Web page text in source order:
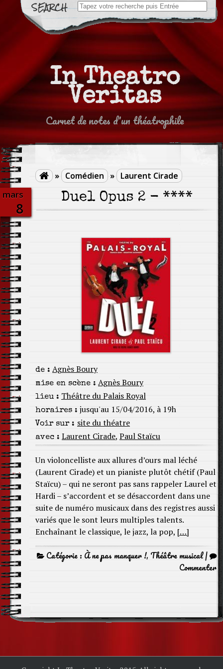
Search
for:
In Theatro
Veritas
Carnet de notes d'un théatrophile
 » Comédien » Laurent Cirade
mars
8
Duel Opus 2 - ****
de : Agnès Boury
mise en scène : Agnès Boury
lieu : Théâtre du Palais Royal
horaires : jusqu'au 15/04/2016, à 19h
Voir sur : site du théatre
avec : Laurent Cirade, Paul Staïcu
Un violoncelliste aux allures d’ours mal léché
(Laurent Cirade) et un pianiste plutôt chétif (Paul
Staïcu) – qui ne seront pas sans rappeler Laurel et
Hardi – s’accordent et se désaccordent dans une
suite de numéro musicaux dans des registres aussi
variés que le sont leurs multiples talents.
Enchaînant le classique, le jazz, la pop, […]
Catégorie : À ne pas manquer !, Théâtre musical|
Commenter